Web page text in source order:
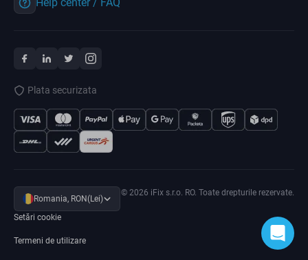
Plata securizata
Romania, RON(Lei)
Setări cookie
Termeni de utilizare
© 2026 iFix s.r.o. RO. Toate drepturile rezervate.